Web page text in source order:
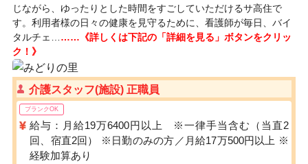
じながら、ゆったりとした時間をすごしていただけるサ高住で
す。利用者様の日々の健康を見守るために、看護師が毎日、バイ
タルチェ… ……《詳しくは下記の「詳細を見る」ボタンをクリッ
ク！》
介護スタッフ(施設) 正職員
ブランクOK
給与：月給19万6400円以上 ※一律手当含む（当直2
回、宿直2回） ※日勤のみの方／月給17万500円以上 ※
経験加算あり